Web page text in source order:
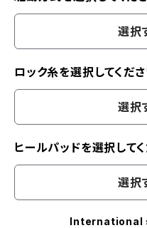
選択
ロック糸を選択してくだ
選択
ヒールパッドを選択して
選択
International